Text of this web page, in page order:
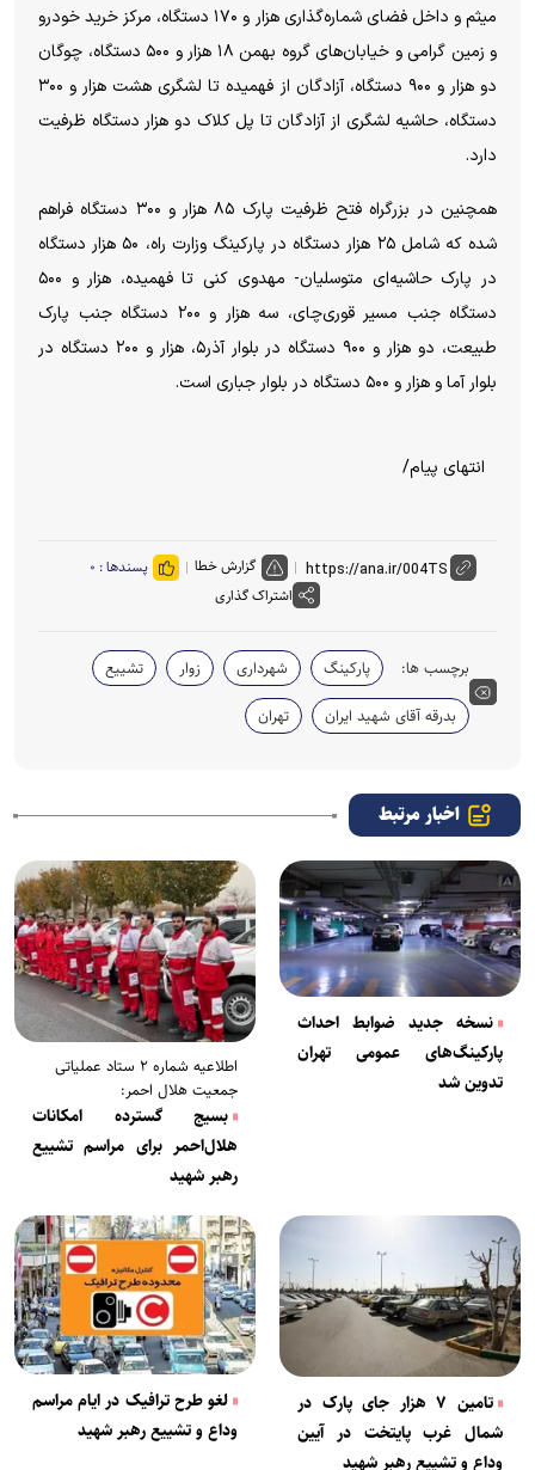
میثم و داخل فضای شماره‌گذاری هزار و ۱۷۰ دستگاه، مرکز خرید خودرو
و زمین گرامی و خیابان‌های گروه بهمن ۱۸ هزار و ۵۰۰ دستگاه، چوگان
دو هزار و ۹۰۰ دستگاه، آزادگان از فهمیده تا لشگری هشت هزار و ۳۰۰
دستگاه، حاشیه لشگری از آزادگان تا پل کلاک دو هزار دستگاه ظرفیت
دارد.
همچنین در بزرگراه فتح ظرفیت پارک ۸۵ هزار و ۳۰۰ دستگاه فراهم
شده که شامل ۲۵ هزار دستگاه در پارکینگ وزارت راه، ۵۰ هزار دستگاه
در پارک حاشیه‌ای متوسلیان- مهدوی کنی تا فهمیده، هزار و ۵۰۰
دستگاه جنب مسیر قوری‌چای، سه هزار و ۲۰۰ دستگاه جنب پارک
طبیعت، دو هزار و ۹۰۰ دستگاه در بلوار آذر۵، هزار و ۲۰۰ دستگاه در
بلوار آما و هزار و ۵۰۰ دستگاه در بلوار جباری است.
انتهای پیام/
گزارش خطا پسندها : ۰
اشتراک گذاری
برچسب ها: پارکینگ شهرداری زوار
تشییع
بدرقه آقای شهید ایران
تهران
اخبار مرتبط
نسخه جدید ضوابط احداث
پارکینگ‌های عمومی تهران
تدوین شد
اطلاعیه شماره ۲ ستاد عملیاتی
جمعیت هلال احمر:
بسیج گسترده امکانات
هلال‌احمر برای مراسم تشییع
رهبر شهید
تامین ۷ هزار جای پارک در
شمال غرب پایتخت در آیین
وداع و تشییع رهبر شهید
لغو طرح ترافیک در ایام مراسم
وداع و تشییع رهبر شهید